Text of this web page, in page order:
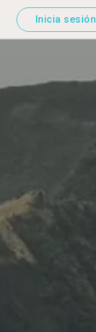
Inicia sesión